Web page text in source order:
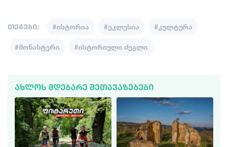
თეგები: #ისტორია #ეკლესია #კულტურა
#მონასტერი #ისტორიული ძეგლი
ᲐᲮᲚᲝᲡ ᲛᲓᲔᲑᲐᲠᲔ ᲨᲔᲗᲐᲕᲐᲖᲔᲑᲔᲑᲘ